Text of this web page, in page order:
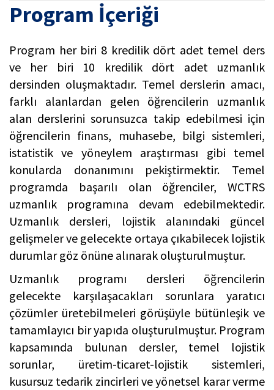
Program İçeriği
Program her biri 8 kredilik dört adet temel ders
ve her biri 10 kredilik dört adet uzmanlık
dersinden oluşmaktadır. Temel derslerin amacı,
farklı alanlardan gelen öğrencilerin uzmanlık
alan derslerini sorunsuzca takip edebilmesi için
öğrencilerin finans, muhasebe, bilgi sistemleri,
istatistik ve yöneylem araştırması gibi temel
konularda donanımını pekiştirmektir. Temel
programda başarılı olan öğrenciler, WCTRS
uzmanlık programına devam edebilmektedir.
Uzmanlık dersleri, lojistik alanındaki güncel
gelişmeler ve gelecekte ortaya çıkabilecek lojistik
durumlar göz önüne alınarak oluşturulmuştur.
Uzmanlık programı dersleri öğrencilerin
gelecekte karşılaşacakları sorunlara yaratıcı
çözümler üretebilmeleri görüşüyle bütünleşik ve
tamamlayıcı bir yapıda oluşturulmuştur. Program
kapsamında bulunan dersler, temel lojistik
sorunlar, üretim-ticaret-lojistik sistemleri,
kusursuz tedarik zincirleri ve yönetsel karar verme